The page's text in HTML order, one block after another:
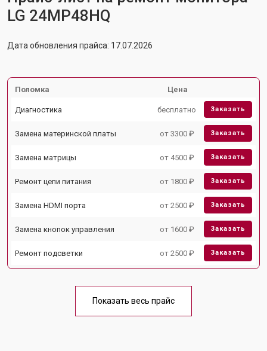
LG 24MP48HQ
Дата обновления прайса: 17.07.2026
Поломка Цена
Диагностика бесплатно Заказать
Замена материнской платы от 3300 ₽ Заказать
Замена матрицы от 4500 ₽ Заказать
Ремонт цепи питания от 1800 ₽ Заказать
Замена HDMI порта от 2500 ₽ Заказать
Замена кнопок управления от 1600 ₽ Заказать
Ремонт подсветки от 2500 ₽ Заказать
Показать весь прайс